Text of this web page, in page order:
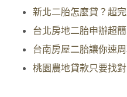
新北二胎怎麼貸？超
台北房地二胎申辦超
台南房屋二胎讓你速
桃園農地貸款只要找